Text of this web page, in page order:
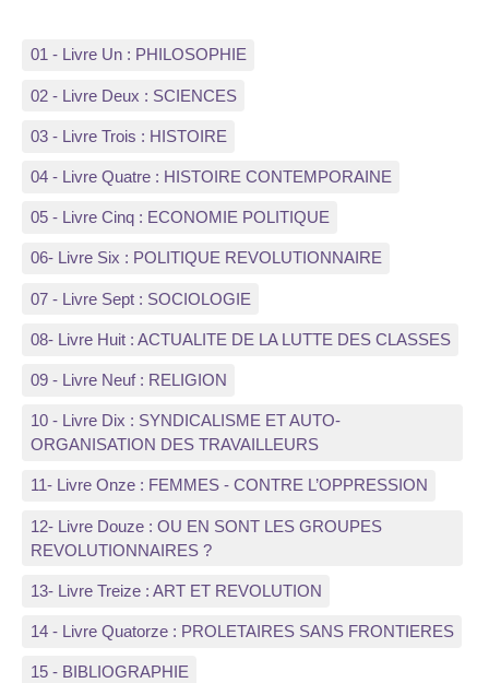
01 - Livre Un : PHILOSOPHIE
02 - Livre Deux : SCIENCES
03 - Livre Trois : HISTOIRE
04 - Livre Quatre : HISTOIRE CONTEMPORAINE
05 - Livre Cinq : ECONOMIE POLITIQUE
06- Livre Six : POLITIQUE REVOLUTIONNAIRE
07 - Livre Sept : SOCIOLOGIE
08- Livre Huit : ACTUALITE DE LA LUTTE DES CLASSES
09 - Livre Neuf : RELIGION
10 - Livre Dix : SYNDICALISME ET AUTO-
ORGANISATION DES TRAVAILLEURS
11- Livre Onze : FEMMES - CONTRE L’OPPRESSION
12- Livre Douze : OU EN SONT LES GROUPES
REVOLUTIONNAIRES ?
13- Livre Treize : ART ET REVOLUTION
14 - Livre Quatorze : PROLETAIRES SANS FRONTIERES
15 - BIBLIOGRAPHIE